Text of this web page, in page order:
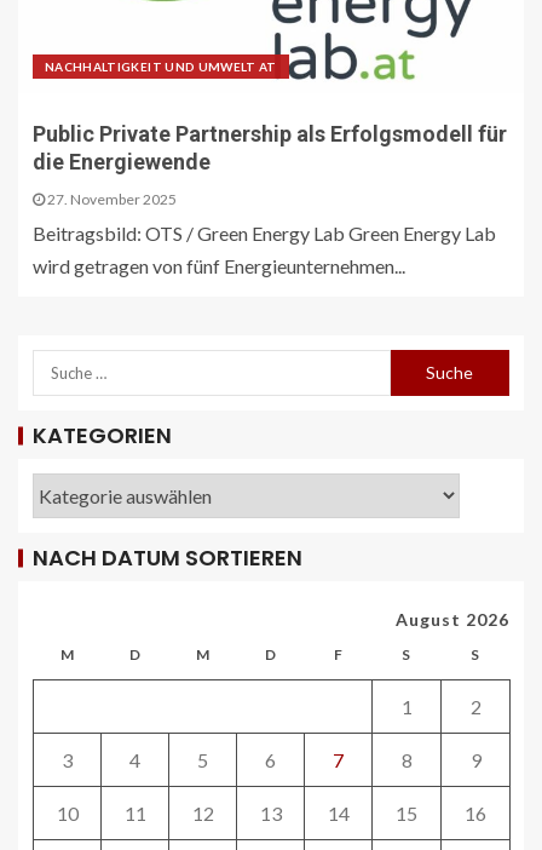
NACHHALTIGKEIT UND UMWELT AT
Public Private Partnership als Erfolgsmodell für
die Energiewende
27. November 2025
Beitragsbild: OTS / Green Energy Lab Green Energy Lab
wird getragen von fünf Energieunternehmen...
KATEGORIEN
NACH DATUM SORTIEREN
August 2026
M D M D F S S
1 2
3 4 5 6 7 8 9
10 11 12 13 14 15 16
26
DE
RDA-Projekt soll Lade- und
Infrastrukturbedarf von elektrisch
Tramhaltestelle «Bahnhofquai» wird
Fahrplan 2026: Angebotsausbau auf
diversen Linien